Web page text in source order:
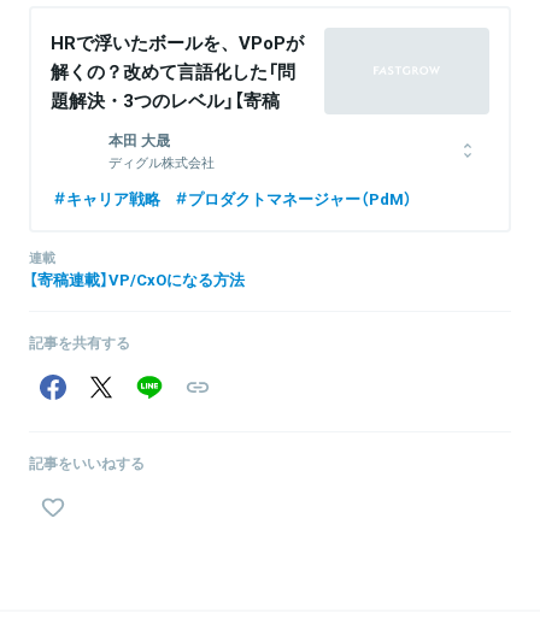
HRで浮いたボールを、VPoPが
解くの？改めて言語化した「問
題解決・3つのレベル」【寄稿
Vol.02/03：ディグル株式会社
VPoP本田】
本田 大晟
ディグル株式会社
立教大学経済学部卒業後、Retty株式会社に新卒入社。入社当初は
担当。 2022年8月よりディグル株式会社にPdMとして入社。2024
年7月にPdM/デザイン組織を統括し、2025年8月よりVP of
関連情報をみる
キャリア戦略 プロダクトマネージャー（PdM）
連載
【寄稿連載】VP/CxOになる方法
記事を共有する
記事をいいねする